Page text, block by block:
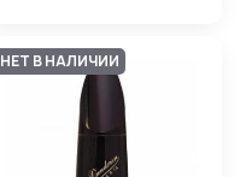
НЕТ В НАЛИЧИИ